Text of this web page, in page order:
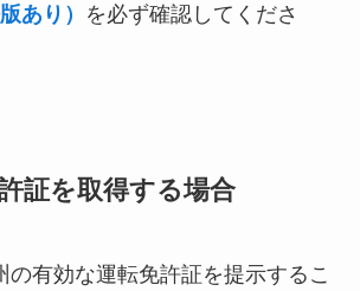
あり）
を必ず確認してくださ
証を取得する場合
の有効な運転免許証を提示するこ